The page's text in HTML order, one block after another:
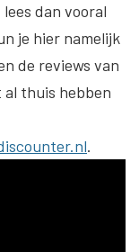
dan vooral
je hier namelijk
de reviews van
thuis hebben
.